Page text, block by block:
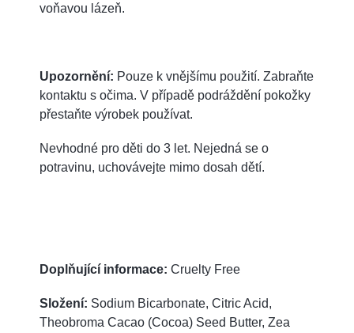
voňavou lázeň.
Upozornění: Pouze k vnějšímu použití. Zabraňte
kontaktu s očima. V případě podráždění pokožky
přestaňte výrobek používat.
Nevhodné pro děti do 3 let. Nejedná se o
potravinu, uchovávejte mimo dosah dětí.
Doplňující informace: Cruelty Free
Složení: Sodium Bicarbonate, Citric Acid,
Theobroma Cacao (Cocoa) Seed Butter, Zea